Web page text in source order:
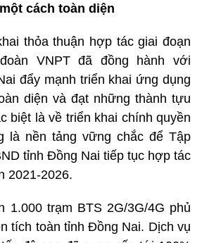
cách toàn diện
thỏa thuận hợp tác giai đoạn
VNPT đã đồng hành với
đẩy mạnh triển khai ứng dụng
diện và đạt những thành tựu
biệt là về triển khai chính quyền
là nền tảng vững chắc để Tập
tỉnh Đồng Nai tiếp tục hợp tác
2021-2026.
1.000 trạm BTS 2G/3G/4G phủ
tích toàn tỉnh Đồng Nai. Dịch vụ